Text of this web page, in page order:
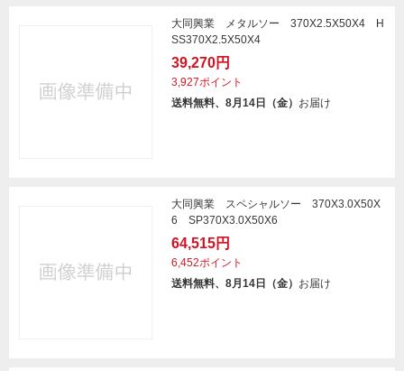
大同興業 メタルソー 370X2.5X50X4 H
SS370X2.5X50X4
39,270円
3,927ポイント
送料無料、8月14日（金） お届け
大同興業 スペシャルソー 370X3.0X50X
6 SP370X3.0X50X6
64,515円
6,452ポイント
送料無料、8月14日（金） お届け